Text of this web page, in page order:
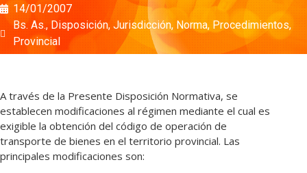
14/01/2007
Bs. As., Disposición, Jurisdicción, Norma, Procedimientos,
Provincial
A través de la Presente Disposición Normativa, se
establecen modificaciones al régimen mediante el cual es
exigible la obtención del código de operación de
transporte de bienes en el territorio provincial. Las
principales modificaciones son: